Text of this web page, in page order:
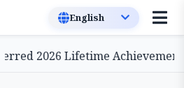
2026 Lifetime Achievement